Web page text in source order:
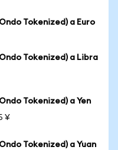
Tokenized) a Euro
Tokenized) a Libra
Tokenized) a Yen
¥
Tokenized) a Yuan